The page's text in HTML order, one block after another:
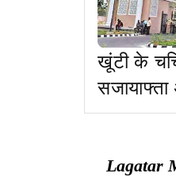
खूंटी के
जमानत
Lagatar